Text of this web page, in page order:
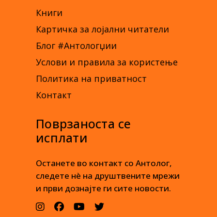
Книги
Картичка за лојални читатели
Блог #Антологџии
Услови и правила за користење
Политика на приватност
Контакт
Поврзаноста се
исплати
Останете во контакт со Антолог,
следете нè на друштвените мрежи
и први дознајте ги сите новости.